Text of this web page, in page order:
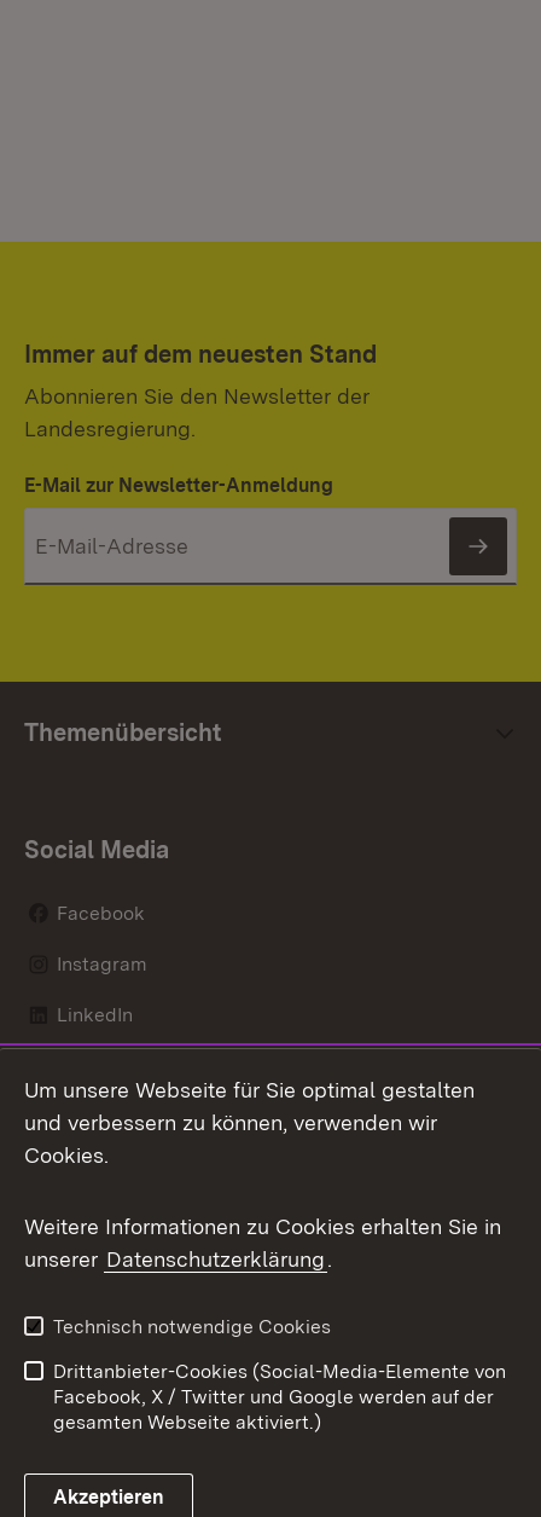
Immer auf dem neuesten Stand
Abonnieren Sie den Newsletter der
Landesregierung.
E-Mail zur Newsletter-Anmeldung
Themenübersicht
Social Media
Facebook
Instagram
LinkedIn
X / Twitter
Youtube
Link zum Landesportal
Kontakt
Datenschutz
Barrierefreiheit
Impressum
Cookies
Um unsere Webseite für Sie optimal gestalten
und verbessern zu können, verwenden wir
Cookies.
Weitere Informationen zu Cookies erhalten Sie in
unserer Datenschutzerklärung.
Technisch notwendige Cookies
Drittanbieter-Cookies (Social-Media-Elemente von
Facebook, X / Twitter und Google werden auf der
gesamten Webseite aktiviert.)
Akzeptieren